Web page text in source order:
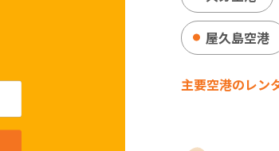
屋久島空港
主要空港のレン